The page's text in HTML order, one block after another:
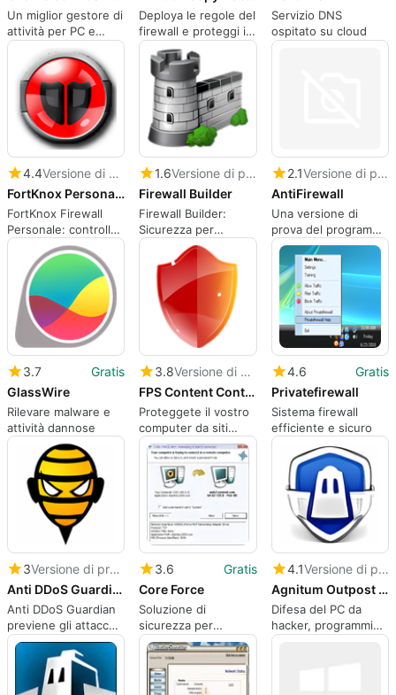
Un miglior gestore di
attività per PC e
laptop per gli utenti
Windows
Deploya le regole del
firewall e proteggi il
tuo PC dallo
spyware.
Servizio DNS
ospitato su cloud
4.4
Versione di prova
FortKnox Personal Firewall
FortKnox Firewall
Personale: controllo
del perimetro
focalizzato per PC
Windows
1.6
Versione di prova
Firewall Builder
Firewall Builder:
Sicurezza per
Windows
2.1
Versione di prova
AntiFirewall
Una versione di
prova del programma
di sicurezza per
Windows
3.7
Gratis
GlassWire
Rilevare malware e
attività dannose
3.8
Versione di prova
FPS Content Control
Proteggete il vostro
computer da siti
dannosi
4.6
Gratis
Privatefirewall
Sistema firewall
efficiente e sicuro
3
Versione di prova
Anti DDoS Guardian
Anti DDoS Guardian
previene gli attacchi
DDoS, di forza bruta,
di larghezza di banda
e di altro tipo.
3.6
Gratis
Core Force
Soluzione di
sicurezza per
personal computer
orientata alla
comunità
4.1
Versione di prova
Agnitum Outpost Firewall Pro (64-bit)
Difesa del PC da
hacker, programmi
dannosi e attacchi